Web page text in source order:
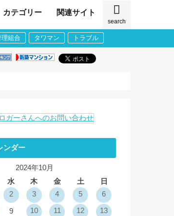
search
カテゴリー 関連サイト
理組合 タワマン トラブル
ンダー
2024年10月
水 木 金 土
日
2 3 4 5 6
9 10 11 12 13